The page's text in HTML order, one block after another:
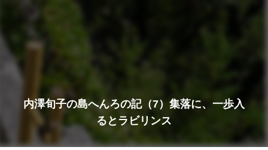
内澤旬子の島へんろの記（7）集落に、一歩入
るとラビリンス